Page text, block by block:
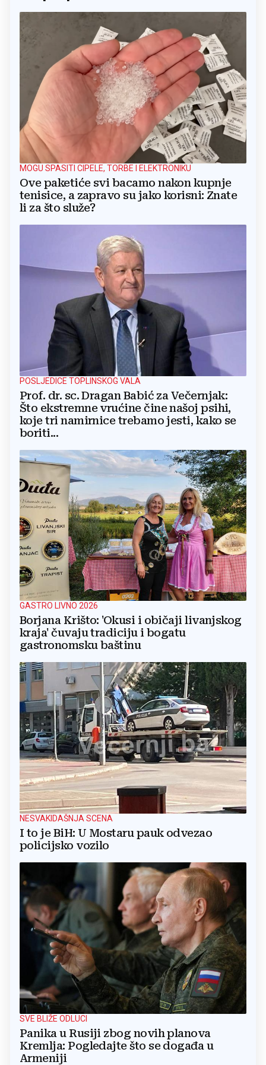
MOGU SPASITI CIPELE, TORBE I ELEKTRONIKU
Ove paketiće svi bacamo nakon kupnje
tenisice, a zapravo su jako korisni: Znate
li za što služe?
POSLJEDICE TOPLINSKOG VALA
Prof. dr. sc. Dragan Babić za Večernjak:
Što ekstremne vrućine čine našoj psihi,
koje tri namirnice trebamo jesti, kako se
boriti...
GASTRO LIVNO 2026
Borjana Krišto: 'Okusi i običaji livanjskog
kraja' čuvaju tradiciju i bogatu
gastronomsku baštinu
NESVAKIDAŠNJA SCENA
I to je BiH: U Mostaru pauk odvezao
policijsko vozilo
SVE BLIŽE ODLUCI
Panika u Rusiji zbog novih planova
Kremlja: Pogledajte što se događa u
Armeniji